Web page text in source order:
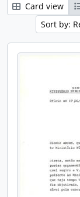
Card view
Sort by: